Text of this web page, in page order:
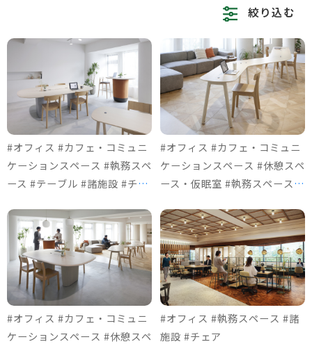
絞り込む
#オフィス #カフェ・コミュニ
ケーションスペース #執務スペ
ース #テーブル #諸施設 #チェ
#オフィス #カフェ・コミュニ
ケーションスペース #休憩スペ
#オフィス #カフェ・コミュニ
ケーションスペース #休憩スペ
ース・仮眠室 #執務スペース #
ビーチェア #チェア
#オフィス #執務スペース #諸
施設 #チェア